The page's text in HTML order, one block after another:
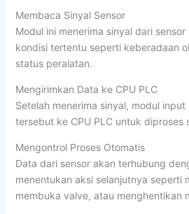
Membaca Sinyal Sensor
Modul ini menerima sinyal dari
kondisi tertentu seperti keberadaan
status peralatan.
Mengirimkan Data ke CPU PLC
Setelah menerima sinyal, modul
tersebut ke CPU PLC untuk diproses
Mengontrol Proses Otomatis
Data dari sensor akan terhubung
menentukan aksi selanjutnya seperti
membuka valve, atau menghentikan